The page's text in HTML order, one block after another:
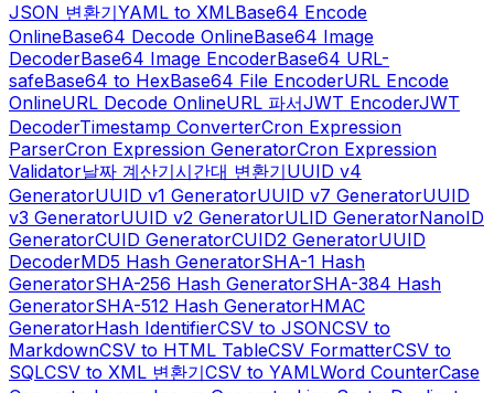
JSON 변환기YAML to XMLBase64 Encode
OnlineBase64 Decode OnlineBase64 Image
DecoderBase64 Image EncoderBase64 URL-
safeBase64 to HexBase64 File EncoderURL Encode
OnlineURL Decode OnlineURL 파서JWT EncoderJWT
DecoderTimestamp ConverterCron Expression
ParserCron Expression GeneratorCron Expression
Validator날짜 계산기시간대 변환기UUID v4
GeneratorUUID v1 GeneratorUUID v7 GeneratorUUID
v3 GeneratorUUID v2 GeneratorULID GeneratorNanoID
GeneratorCUID GeneratorCUID2 GeneratorUUID
DecoderMD5 Hash GeneratorSHA-1 Hash
GeneratorSHA-256 Hash GeneratorSHA-384 Hash
GeneratorSHA-512 Hash GeneratorHMAC
GeneratorHash IdentifierCSV to JSONCSV to
MarkdownCSV to HTML TableCSV FormatterCSV to
SQLCSV to XML 변환기CSV to YAMLWord CounterCase